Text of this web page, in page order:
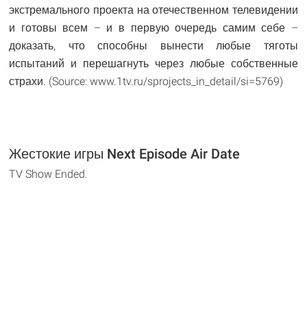
экстремального проекта на отечественном телевидении
и готовы всем – и в первую очередь самим себе –
доказать, что способны вынести любые тяготы
испытаний и перешагнуть через любые собственные
страхи. (Source: www.1tv.ru/sprojects_in_detail/si=5769)
Жестокие игры Next Episode Air Date
TV Show Ended.